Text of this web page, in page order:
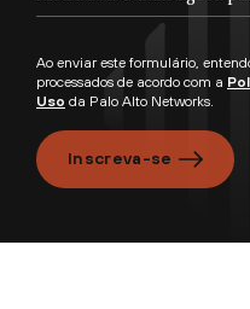
Ao enviar este formulário,
processados de acordo com a
Uso da Palo Alto Networks.
Inscreva-se